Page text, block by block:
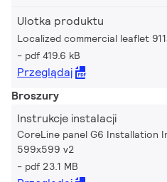
Ulotka produktu
Localized commercial leaflet
pdf 419.6 kB
Przeglądaj
Broszury
Instrukcje instalacji
CoreLine panel G6 Installation
599x599 v2
pdf 23.1 MB